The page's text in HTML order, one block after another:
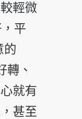
輕微
平
的
轉、
就有
甚至